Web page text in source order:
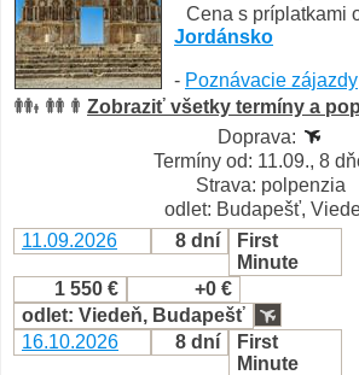
Cena s príplatkami
Jordánsko
- Poznávacie zájazdy
Zobraziť všetky termíny a
Doprava:
Termíny od: 11.09., 8
Strava: polpenzia
odlet: Budapešť,
11.09.2026
8 dní
First
Minute
1 550 €
+0 €
odlet: Viedeň, Budapešť
16.10.2026
8 dní
First
Minute